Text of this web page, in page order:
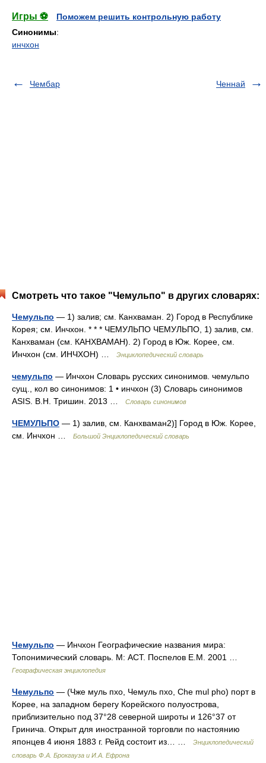
Игры ⚽
Поможем решить контрольную работу
Синонимы:
инчхон
Чембар Ченнай
Смотреть что такое "Чемульпо" в других словарях:
Чемульпо — 1) залив; см. Канхваман. 2) Город в Республике
Корея; см. Инчхон. * * * ЧЕМУЛЬПО ЧЕМУЛЬПО, 1) залив, см.
Канхваман (см. КАНХВАМАН). 2) Город в Юж. Корее, см.
Инчхон (см. ИНЧХОН) …
Энциклопедический словарь
чемульпо — Инчхон Словарь русских синонимов. чемульпо
сущ., кол во синонимов: 1 • инчхон (3) Словарь синонимов
ASIS. В.Н. Тришин. 2013 …
Словарь синонимов
ЧЕМУЛЬПО — 1) залив, см. Канхваман2)] Город в Юж. Корее,
см. Инчхон …
Большой Энциклопедический словарь
Чемульпо — Инчхон Географические названия мира:
Топонимический словарь. М: АСТ. Поспелов Е.М. 2001 …
Географическая энциклопедия
Чемульпо — (Чже муль пхо, Чемуль пхо, Che mul pho) порт в
Корее, на западном берегу Корейского полуострова,
приблизительно под 37°28 северной широты и 126°37 от
Гринича. Открыт для иностранной торговли по настоянию
японцев 4 июня 1883 г. Рейд состоит из… …
Энциклопедический
словарь Ф.А. Брокгауза и И.А. Ефрона